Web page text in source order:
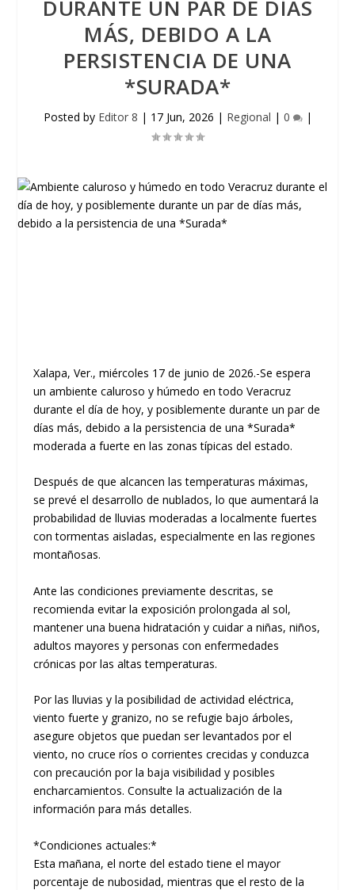
DURANTE UN PAR DE DÍAS
MÁS, DEBIDO A LA
PERSISTENCIA DE UNA
*SURADA*
Posted by Editor 8 | 17 Jun, 2026 | Regional | 0 |
Xalapa, Ver., miércoles 17 de junio de 2026.-Se espera
un ambiente caluroso y húmedo en todo Veracruz
durante el día de hoy, y posiblemente durante un par de
días más, debido a la persistencia de una *Surada*
moderada a fuerte en las zonas típicas del estado.
Después de que alcancen las temperaturas máximas,
se prevé el desarrollo de nublados, lo que aumentará la
probabilidad de lluvias moderadas a localmente fuertes
con tormentas aisladas, especialmente en las regiones
montañosas.
Ante las condiciones previamente descritas, se
recomienda evitar la exposición prolongada al sol,
mantener una buena hidratación y cuidar a niñas, niños,
adultos mayores y personas con enfermedades
crónicas por las altas temperaturas.
Por las lluvias y la posibilidad de actividad eléctrica,
viento fuerte y granizo, no se refugie bajo árboles,
asegure objetos que puedan ser levantados por el
viento, no cruce ríos o corrientes crecidas y conduzca
con precaución por la baja visibilidad y posibles
encharcamientos. Consulte la actualización de la
información para más detalles.
*Condiciones actuales:*
Esta mañana, el norte del estado tiene el mayor
porcentaje de nubosidad, mientras que el resto de la